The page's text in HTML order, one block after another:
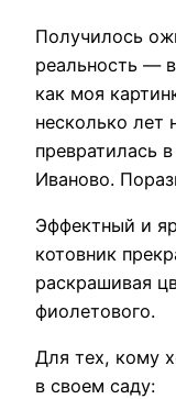
Получилось
реальность —
как моя
несколько лет
превратилась
Иваново.
Эффектный и
котовник
раскрашивая
фиолетового.
Для тех, кому
в своем саду: